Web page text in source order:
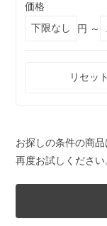
価格
円 ～
リセット
お探しの条件の商
再度お試しください